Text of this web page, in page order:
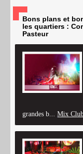
Bons plans et
les quartiers :
Pasteur
grandes b...Mix